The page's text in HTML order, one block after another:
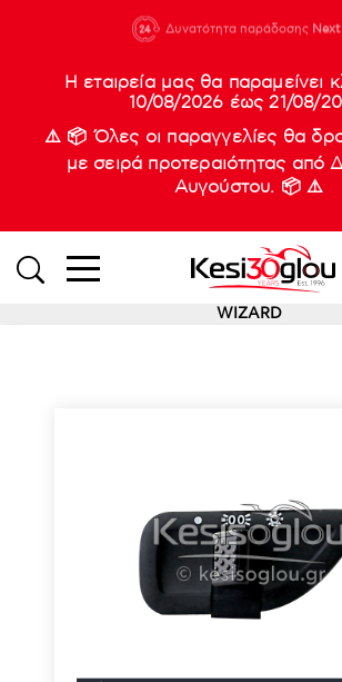
933
Δυνατότητα παράδοσης Next
Νέες
Η εταιρεία μας θα παραμείνει
10/08/2026 έως 21/08/
⚠️ 📦 Όλες οι παραγγελίες θα
με σειρά προτεραιότητας από
Αυγούστου. 📦 ⚠️
WIZARD